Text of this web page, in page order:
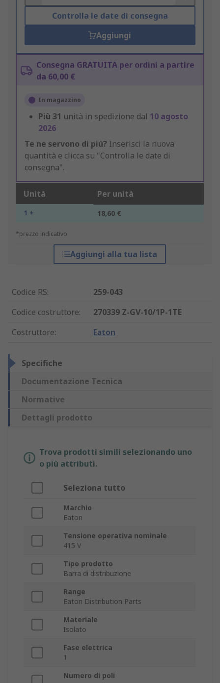
Controlla le date di consegna
Aggiungi
Consegna GRATUITA per ordini a partire
da 60,00 €
In magazzino
Più 31 unità in spedizione dal 10 agosto
2026
Te ne servono di più? Inserisci la nuova
quantità e clicca su "Controlla le date di
consegna".
Unità Per unità
1 + 18,60 €
*prezzo indicativo
Aggiungi alla tua lista
Codice RS:
259-043
Codice costruttore:
270339 Z-GV-10/1P-1TE
Costruttore: Eaton
Specifiche
Documentazione Tecnica
Normative
Dettagli prodotto
Trova prodotti simili selezionando uno
o più attributi.
Seleziona tutto
Marchio
Eaton
Tensione operativa nominale
415 V
Tipo prodotto
Barra di distribuzione
Range
Eaton Distribution Parts
Materiale
Isolato
Fase elettrica
1
Numero di poli